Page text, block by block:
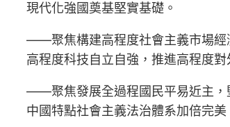
現代化強國奠基堅實基礎。
——聚焦構建高程度社會主義市場經
高程度科技自立自強，推進高程度
——聚焦發展全過程國民平易近主，
中國特點社會主義法治體系加倍完